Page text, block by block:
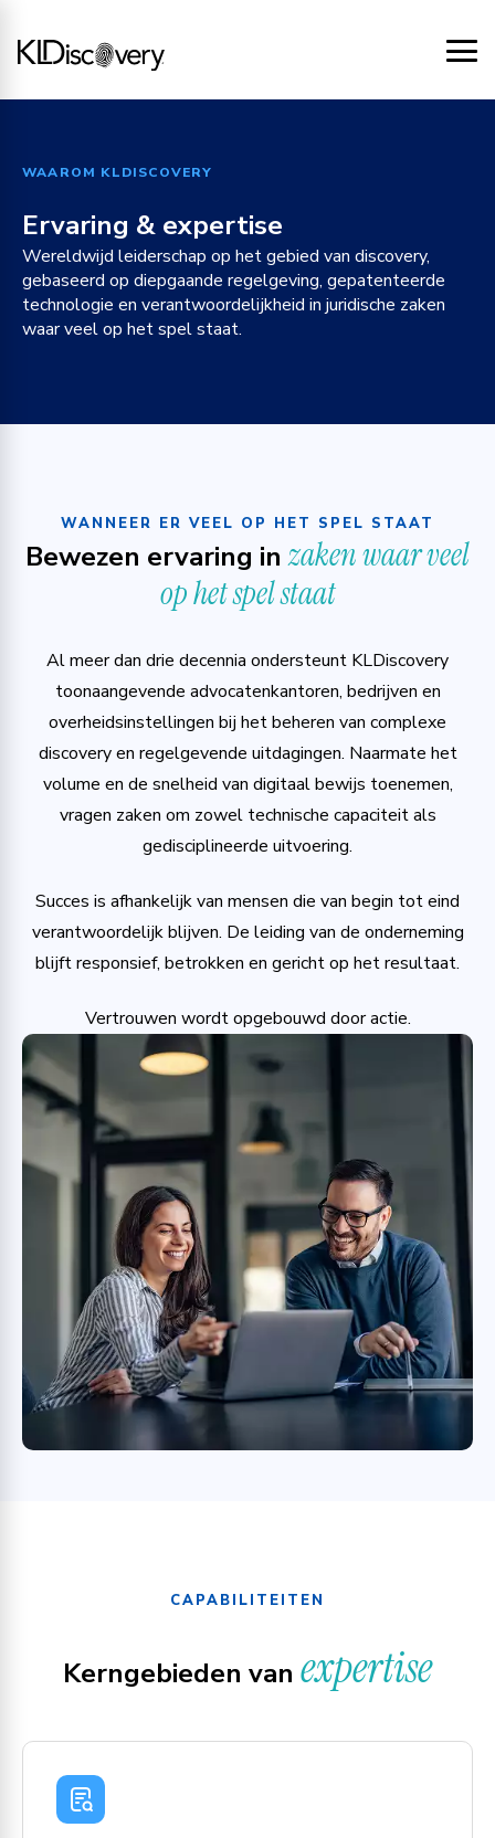
WAAROM KLDISCOVERY
Ervaring & expertise
Wereldwijd leiderschap op het gebied van discovery,
gebaseerd op diepgaande regelgeving, gepatenteerde
technologie en verantwoordelijkheid in juridische zaken
waar veel op het spel staat.
WANNEER ER VEEL OP HET SPEL STAAT
Bewezen ervaring inzaken waar veel
op het spel staat
Al meer dan drie decennia ondersteunt KLDiscovery
toonaangevende advocatenkantoren, bedrijven en
overheidsinstellingen bij het beheren van complexe
discovery en regelgevende uitdagingen. Naarmate het
volume en de snelheid van digitaal bewijs toenemen,
vragen zaken om zowel technische capaciteit als
gedisciplineerde uitvoering.
Succes is afhankelijk van mensen die van begin tot eind
verantwoordelijk blijven. De leiding van de onderneming
blijft responsief, betrokken en gericht op het resultaat.
Vertrouwen wordt opgebouwd door actie.
CAPABILITEITEN
Kerngebieden van expertise